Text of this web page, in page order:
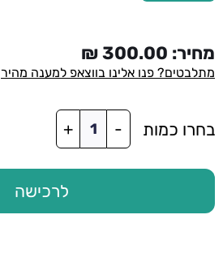
מחיר: 300.00
₪
מתלבטים? פנו אלינו בווצאפ למענה מהיר
בחרו כמות -
של
בקר
WIFI
שלט
+
לרכישה